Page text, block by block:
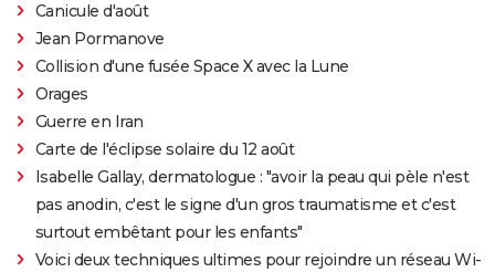
Canicule d'août
Jean Pormanove
Collision d'une fusée Space X avec la Lune
Orages
Guerre en Iran
Carte de l'éclipse solaire du 12 août
Isabelle Gallay, dermatologue : "avoir la peau qui pèle n'est
pas anodin, c'est le signe d'un gros traumatisme et c'est
surtout embêtant pour les enfants"
Voici deux techniques ultimes pour rejoindre un réseau Wi-